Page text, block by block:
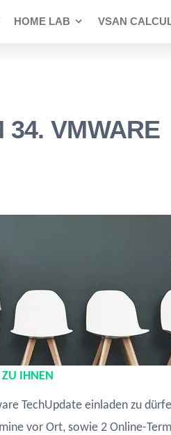
HOME LAB VSAN
34. VMWARE
ZU IHNEN
TechUpdate einladen zu
vor Ort, sowie 2 Online-